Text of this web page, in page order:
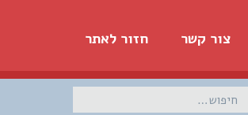
חזור לאתר צור קשר